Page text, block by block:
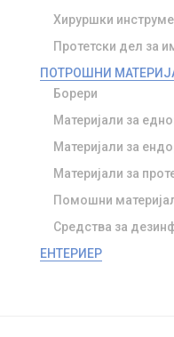
Хируршки
Протетски дел за
ПОТРОШНИ
Борери
Материјали за
Материјали за
Материјали за
Помошни
Средства за
ЕНТЕРИЕР